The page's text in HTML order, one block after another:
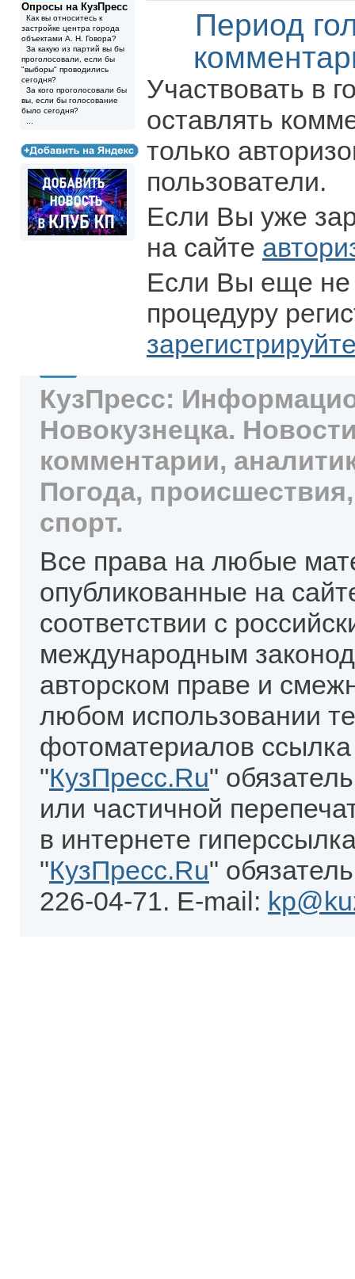
Опросы на КузПресс
Как вы относитесь к
застройке центра города
объектами А. Н. Говора?
За какую из партий вы бы
проголосовали, если бы
"выборы" проводились
сегодня?
За кого проголосовали бы
вы, если бы голосование
было сегодня?
Период
Участвовать в
оставлять
только
пользователи.
Если Вы уже
на сайте
Если Вы еще не
процедуру
КузПресс:
Новокузнецка.
комментарии,
Погода,
спорт.
Все права на любые
опубликованные на
соответствии с
международным
авторском праве и
любом использовании
фотоматериалов
"КузПресс.Ru"
или частичной
в интернете
"КузПресс.Ru"
226-04-71. E-mail: